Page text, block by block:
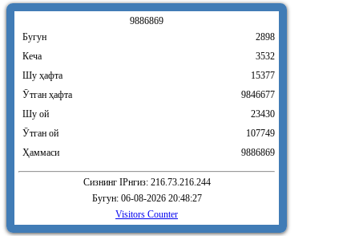
9886869
Бугун
Кеча
Шу ҳафта
Ӯтган ҳафта
Шу ой
Ӯтган ой
Ҳаммаси
2898
3532
15377
9846677
23430
107749
9886869
Сизнинг IPнгиз: 216.73.216.244
Бугун: 06-08-2026 20:48:27
Visitors Counter